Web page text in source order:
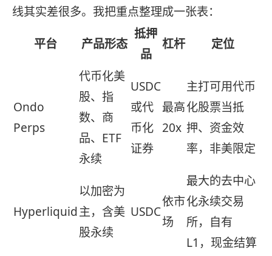
线其实差很多。我把重点整理成一张表：
平台 产品形态
抵押
品
杠杆 定位
Ondo
Perps
代币化美
股、指
数、商
品、ETF
永续
USDC
或代
币化
证券
最高
20x
主打可用代币
化股票当抵
押、资金效
率，非美限定
Hyperliquid
以加密为
主，含美
股永续
USDC
依市
场
最大的去中心
化永续交易
所，自有
L1，现金结算